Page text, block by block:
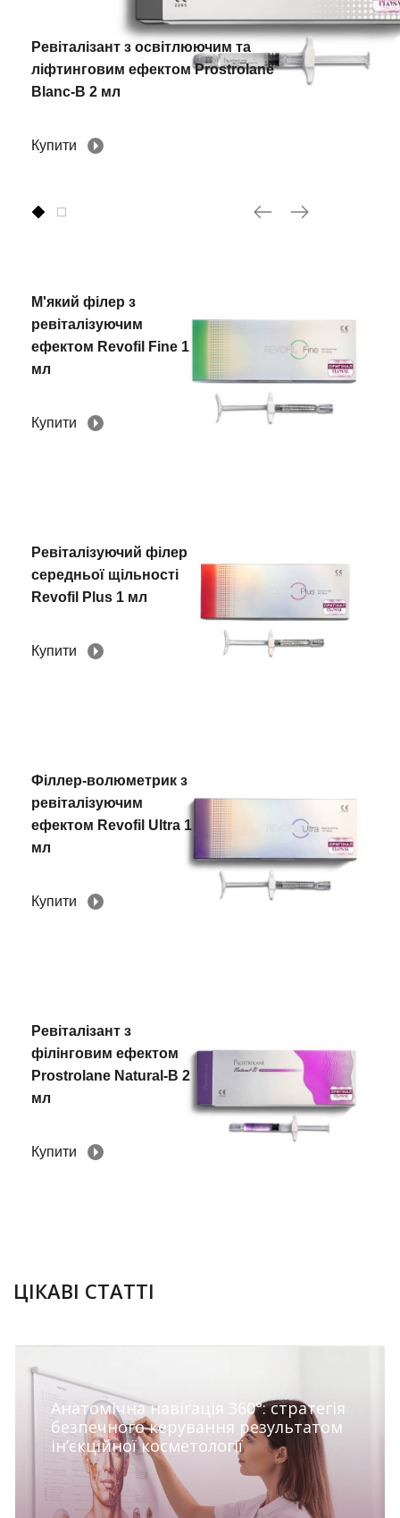
М'який філер з
ревіталізуючим
ефектом Revofil Fine 1
мл
Купити
Ревіталізуючий філер
середньої щільності
Revofil Plus 1 мл
Купити
Філлер-волюметрик з
ревіталізуючим
ефектом Revofil Ultra 1
мл
Купити
Ревіталізант з
філінговим ефектом
Prostrolane Natural-B 2
мл
Купити
Ревіталізант з освітлюючим та
ліфтинговим ефектом Prostrolane
Blanc-B 2 мл
Купити
ЦІКАВІ СТАТТІ
Анатомічна навігація 360°: стратегія
безпечного керування результатом
ін’єкційної косметології